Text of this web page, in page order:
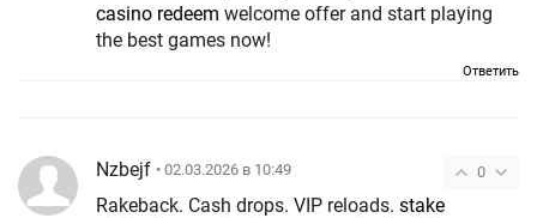
casino redeem welcome offer and start playing
the best games now!
Ответить
0
Nzbejf • 02.03.2026 в 10:49
Rakeback. Cash drops. VIP reloads. stake